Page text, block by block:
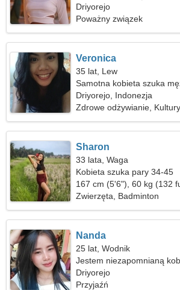
Driyorejo
Poważny związek
Veronica
35 lat, Lew
Samotna kobieta szuka
Driyorejo, Indonezja
Zdrowe odżywianie,
Sharon
33 lata, Waga
Kobieta szuka pary 34-45
167 cm (5'6"), 60 kg (132
Zwierzęta, Badminton
Nanda
25 lat, Wodnik
Jestem niezapomnianą
Driyorejo
Przyjaźń